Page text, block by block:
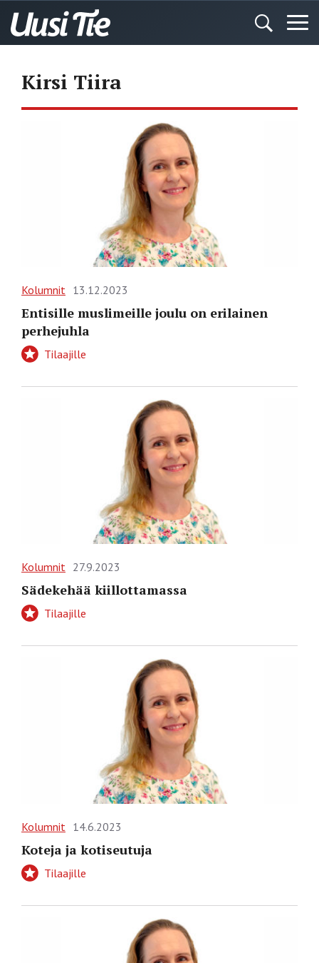
Kirsi Tiira
Kolumnit 13.12.2023
Entisille muslimeille joulu on erilainen
perhejuhla
Tilaajille
Kolumnit 27.9.2023
Sädekehää kiillottamassa
Tilaajille
Kolumnit 14.6.2023
Koteja ja kotiseutuja
Tilaajille